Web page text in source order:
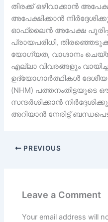
തിരക്ക് ഒഴിവാക്കാൻ
അപേക്ഷിക്കാൻ
ഓഫ്‌ലൈൻ അപേക്ഷ
പ്രായപരിധി,
യോഗ്യത, വാഗ്ദാനം
എല്ലാ വിവരങ്ങളും
ഉദ്യോഗാർത്ഥികൾ
(NHM)
സന്ദർശിക്കാൻ
അറിയാൻ നേരിട്ട്
PREVIOUS
Leave a Comment
Your email address will